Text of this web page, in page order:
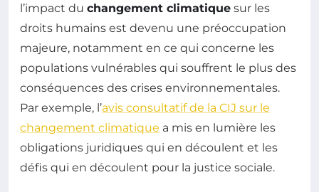
l’impact du changement climatique sur les
droits humains est devenu une préoccupation
majeure, notamment en ce qui concerne les
populations vulnérables qui souffrent le plus des
conséquences des crises environnementales.
Par exemple, l’avis consultatif de la CIJ sur le
changement climatique a mis en lumière les
obligations juridiques qui en découlent et les
défis qui en découlent pour la justice sociale.